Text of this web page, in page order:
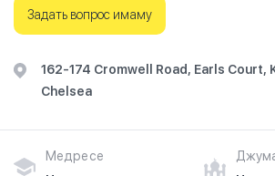
Задать вопрос имаму
162-174 Cromwell Road, Earls Court,
Chelsea
Медресе